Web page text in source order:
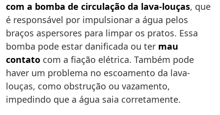
com a bomba de circulação da lava-louças, que
é responsável por impulsionar a água pelos
braços aspersores para limpar os pratos. Essa
bomba pode estar danificada ou ter mau
contato com a fiação elétrica. Também pode
haver um problema no escoamento da lava-
louças, como obstrução ou vazamento,
impedindo que a água saia corretamente.